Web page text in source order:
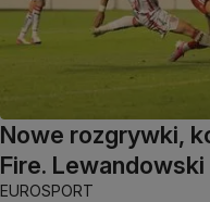
Nowe rozgrywki,
Fire. Lewandowski
EUROSPORT